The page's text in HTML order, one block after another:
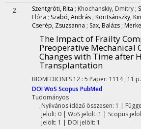
2 Szentgróti, Rita ; Khochanskiy, Dmitry ;
Flóra ; Szabó, András ; Koritsánszky,
Cserép, Zsuzsanna ; Sax, Balázs ;
The Impact of Frailty
Preoperative Mechanical
Changes with Time after
Transplantation
BIOMEDICINES 12 : 5 Paper: 1114 , 11 p.
DOIWoS Scopus PubMed
Tudományos
Nyilvános idéző összesen: 1 |
jelölt: 0 | WoS jelölt: 1 | Scopus
jelölt: 1 | DOI jelölt: 1